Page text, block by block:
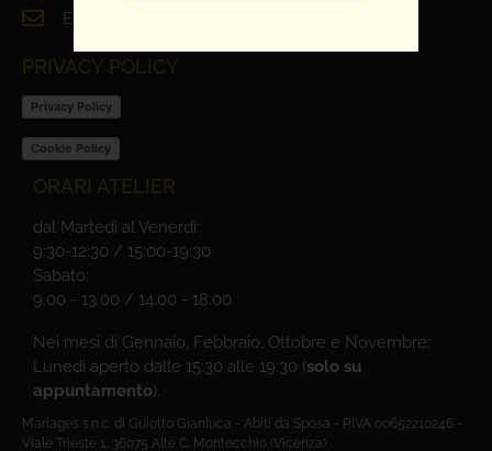
Email: info@mariages.it
PRIVACY POLICY
Privacy Policy
Cookie Policy
ORARI ATELIER
dal Martedì al Venerdì:
9:30-12:30 / 15:00-19:30
Sabato:
9.00 - 13.00 / 14.00 - 18.00
Nei mesi di Gennaio, Febbraio, Ottobre e Novembre:
Lunedì aperto dalle 15:30 alle 19:30 (solo su
appuntamento).
Mariages s.n.c. di Guiotto Gianluca - Abiti da Sposa - P.IVA 00652210246 -
Viale Trieste 1, 36075 Alte C. Montecchio (Vicenza)